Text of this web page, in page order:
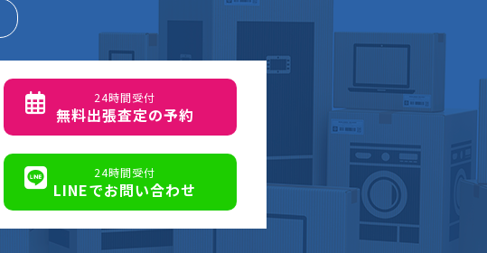
24時間受付
無料出張査定の予約
24時間受付
LINEでお問い合わせ